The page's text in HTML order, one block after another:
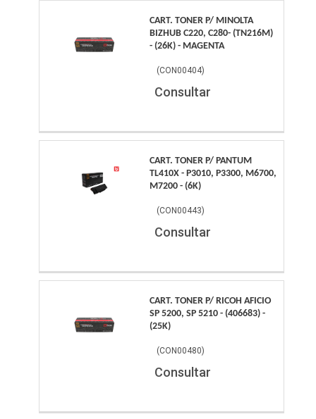
CART. TONER P/ MINOLTA
BIZHUB C220, C280- (TN216M)
- (26K) - MAGENTA
(CON00404)
Consultar
CART. TONER P/ PANTUM
TL410X - P3010, P3300, M6700,
M7200 - (6K)
(CON00443)
Consultar
CART. TONER P/ RICOH AFICIO
SP 5200, SP 5210 - (406683) -
(25K)
(CON00480)
Consultar